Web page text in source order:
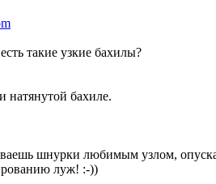
такие узкие бахилы?
натянутой бахиле.
шнурки любимым узлом,
луж! :-))